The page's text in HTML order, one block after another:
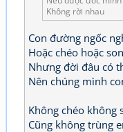
Không rời nhau
Con đường ngốc
Hoặc chéo hoặc
Nhưng đời đâu có
Nên chúng mình
Không chéo không
Cũng không trùng